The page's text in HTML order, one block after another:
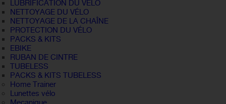
LUBRIFICATION DU VÉLO
NETTOYAGE DU VÉLO
NETTOYAGE DE LA CHAÎNE
PROTECTION DU VÉLO
PACKS & KITS
EBIKE
RUBAN DE CINTRE
TUBELESS
PACKS & KITS TUBELESS
Home Trainer
Lunettes vélo